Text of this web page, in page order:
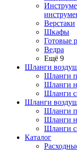
Верстаки
Шкафы
Готовые
Ведра
Ещё 9
Шланги
Шланги
Шланги
Шланги
Шланги
Шланги
Шланги
Шланги
Каталог